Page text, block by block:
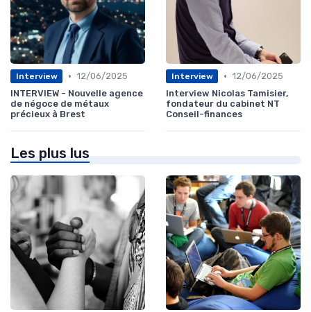
Interview • 12/06/2025
INTERVIEW - Nouvelle agence
de négoce de métaux
précieux à Brest
Interview • 12/06/2025
Interview Nicolas Tamisier,
fondateur du cabinet NT
Conseil-finances
Les plus lus